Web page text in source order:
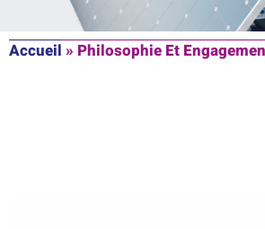
Accueil » Philosophie Et